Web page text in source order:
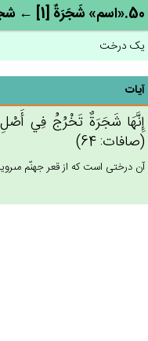
50.«اسم» شَجَرَة‌ٌ [1] ← شجر
یک درخت
آیات
إِنَّهَا شَجَرَة‌ٌ تَخْرُج‌ُ فِي‌
(صافات: 64)
آن درختى است كه از قعر جهنّم مى‏رويد!